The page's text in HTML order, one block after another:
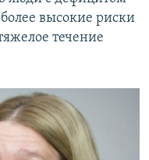
высокие риски
течение